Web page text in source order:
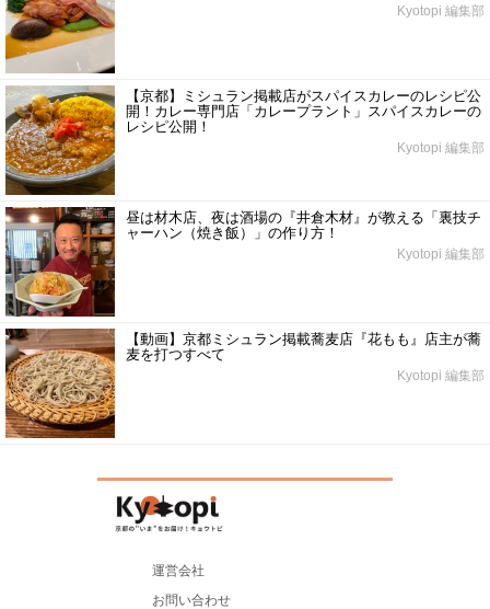
Kyotopi 編集部
【京都】ミシュラン掲載店がスパイスカレーのレシピ公
開！カレー専門店「カレープラント」スパイスカレーの
レシピ公開！
Kyotopi 編集部
昼は材木店、夜は酒場の『井倉木材』が教える「裏技チ
ャーハン（焼き飯）」の作り方！
Kyotopi 編集部
【動画】京都ミシュラン掲載蕎麦店『花もも』店主が蕎
麦を打つすべて
Kyotopi 編集部
運営会社
お問い合わせ